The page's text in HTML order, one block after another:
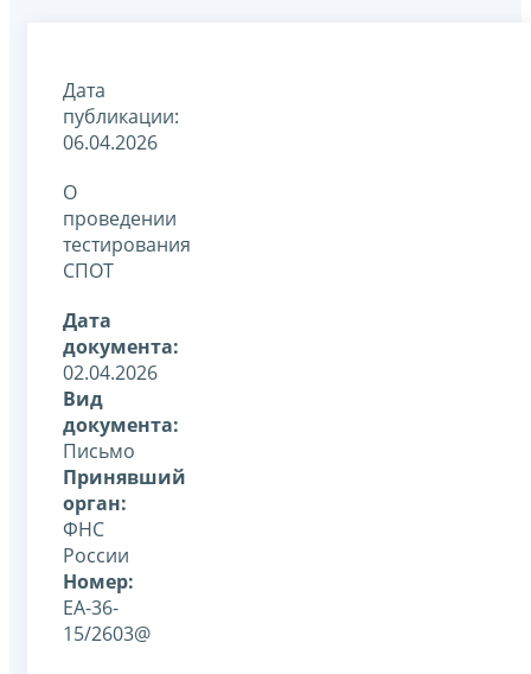
Дата
публикации:
06.04.2026
О
проведении
тестирования
СПОТ
Дата
документа:
02.04.2026
Вид
документа:
Письмо
Принявший
орган:
ФНС
России
Номер:
ЕА-36-
15/2603@